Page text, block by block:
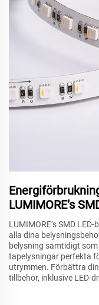
LUMIMORE’s
LUMIMORE’s SMD
alla dina
belysning samtidigt
tapelysningar perfekta
utrymmen. Förbättra
tillbehör, inklusive LED-